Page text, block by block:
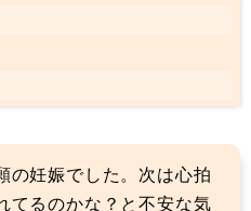
の妊娠でした。次は心拍
てるのかな？と不安な気